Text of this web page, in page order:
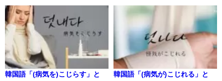
韓国語「(病気を)こじらす」と
韓国語「(病気が)こじれる」と